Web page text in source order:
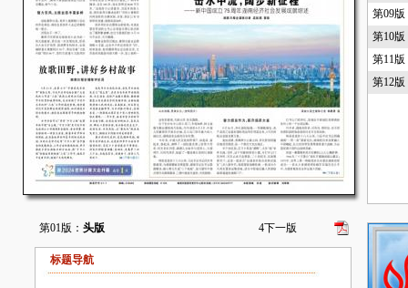
第01版： 头版 4下一版
标题导航
第09版
第10
第11
第12版